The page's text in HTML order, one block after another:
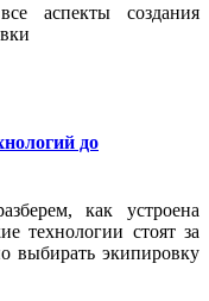
аспекты создания
до
как устроена
технологии стоят за
выбирать экипировку